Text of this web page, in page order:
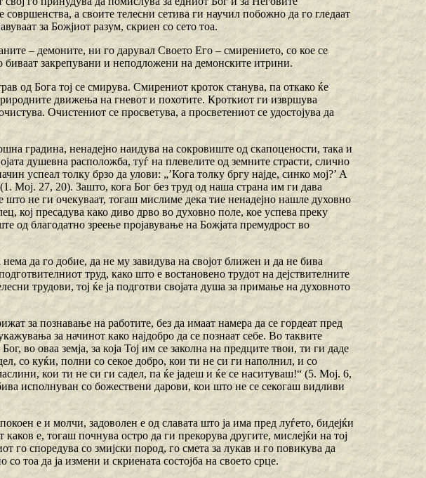
а своите телесни сетива ги научил побожно да го гледаат
за Божјиот разум, скриен со сето тоа.
– демоните, ни го дарувал Своето Его – смирението, со кое се
биваат закрепувани и неподложени на демонските итрини.
од Бога тој се смирува. Смирениот кроток станува, па откако ќе
движења на гневот и похотите. Кроткиот ги извршува
Очистениот се просветува, а просветениот се удостојува да
градина, ненадејно наидува на сокровиште од скапоцености, така и
душевна расположба, туѓ на плевелите од земните страсти, слично
успеал толку брзо да улови: „’Кога толку бргу најде, синко мој?’ А
Мој. 27, 20). Зашто, кога Бог без труд од наша страна им ги дава
што не ги очекуваат, тогаш мислиме дека тие ненадејно нашле духовно
кој пресадува како диво дрво во духовно поле, кое успева преку
од благодатно зреење пројавување на Божјата премудрост во
да го добие, да не му завидува на својот ближен и да не бива
труд, како што е востановено трудот на дејствителните
трудови, тој ќе ја подготви својата душа за примање на духовното
за познавање на работите, без да имаат намера да се гордеат пред
за начинот како најдобро да се познаат себе. Во таквите
во оваа земја, за која Тој им се заколна на предците твои, ти ги даде
со куќи, полни со секое добро, кои ти не си ги наполнил, и со
кои ти не си ги садел, па ќе јадеш и ќе се наситуваш!“ (5. Мој. 6,
исполнуван со божествени дарови, кои што не се секогаш видливи
е и молчи, задоволен е од славата што ја има пред луѓето, бидејќи
каков е, тогаш почнува остро да ги прекорува другите, мислејќи на тој
го споредува со змијски пород, го смета за лукав и го повикува да
тоа да ја измени и скриената состојба на своето срце.